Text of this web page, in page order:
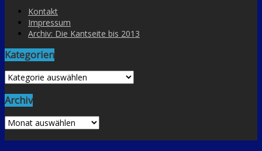
Kontakt
Impressum
Archiv: Die Kantseite bis 2013
Kategorien
Kategorien
Archiv
Archiv